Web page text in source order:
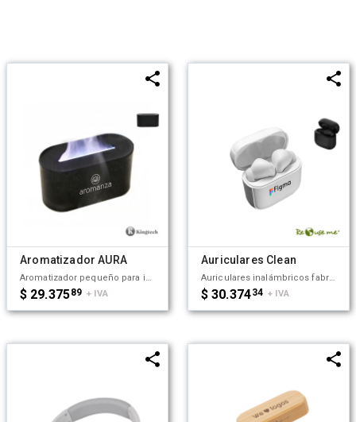
Aromatizador AURA
Aromatizador pequeño para interiores. Hecho a base de ABS y PP. Ideal para colocar en espacios cerrados y mantener un agradable aroma en el lugar. Kingtech.
$ 29.37589 + IVA
Auriculares Clean
Auriculares inalámbricos fabricados en ABS reciclado. Cada auricular cuenta con un botón touch que permite contestar y finalizar llamadas, reproducir y pausar música, cambiar a la siguiente o anterior canción. Tienen tecnología Bluetooth 5.3, una duración de batería de aproximadamente 5 horas y un estuche de carga de 200 mAh, el cual se carga a través de un cable usb c. Los auriculares cuentan con almohadillas de diferentes tamaños, y viene dentro de una caja de cartón junto a su manual de instrucciones y cable cargador. Dimensiones: 5 x 4,8x 2,5 cm. Incluye Gift Box confeccionada en cartulina Kraft. ReUseMe.
$ 30.37434 + IVA